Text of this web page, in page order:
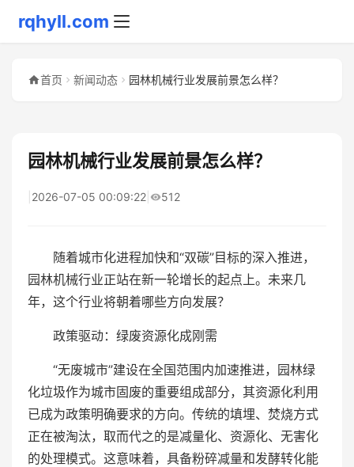
rqhyll.com
首页 新闻动态 园林机械行业发展前景怎么样？
园林机械行业发展前景怎么样？
2026-07-05 00:09:22 512
随着城市化进程加快和“双碳”目标的深入推进，
园林机械行业正站在新一轮增长的起点上。未来几
年，这个行业将朝着哪些方向发展？
政策驱动：绿废资源化成刚需
“无废城市”建设在全国范围内加速推进，园林绿
化垃圾作为城市固废的重要组成部分，其资源化利用
已成为政策明确要求的方向。传统的填埋、焚烧方式
正在被淘汰，取而代之的是减量化、资源化、无害化
的处理模式。这意味着，具备粉碎减量和发酵转化能